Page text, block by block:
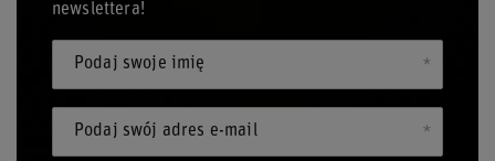
newslettera!
Podaj swoje imię
Podaj swój adres e-mail